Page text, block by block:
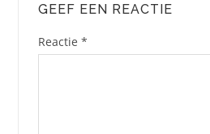
GEEF EEN REACTIE
Reactie *